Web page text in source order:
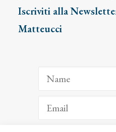
Iscriviti alla
Matteucci